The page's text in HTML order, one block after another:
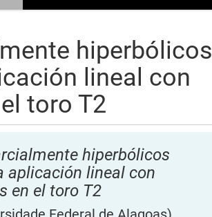
hiperbólicos
lineal con
toro T2
hiperbólicos
aplicación lineal con
en el toro T2